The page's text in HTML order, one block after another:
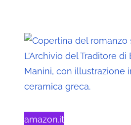
amazon.it